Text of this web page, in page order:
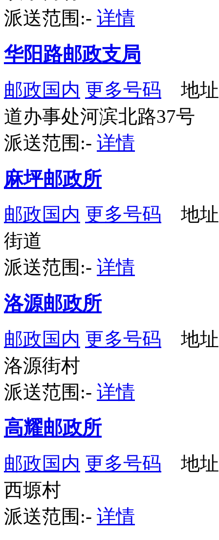
派送范围:- 详情
华阳路邮政支局
邮政国内 更多号码 地址
道办事处河滨北路37号
派送范围:- 详情
麻坪邮政所
邮政国内 更多号码 地址
街道
派送范围:- 详情
洛源邮政所
邮政国内 更多号码 地址
洛源街村
派送范围:- 详情
高耀邮政所
邮政国内 更多号码 地址
西塬村
派送范围:- 详情